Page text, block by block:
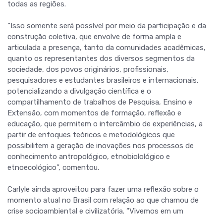
todas as regiões.
“Isso somente será possível por meio da participação e da
construção coletiva, que envolve de forma ampla e
articulada a presença, tanto da comunidades acadêmicas,
quanto os representantes dos diversos segmentos da
sociedade, dos povos originários, profissionais,
pesquisadores e estudantes brasileiros e internacionais,
potencializando a divulgação científica e o
compartilhamento de trabalhos de Pesquisa, Ensino e
Extensão, com momentos de formação, reflexão e
educação, que permitem o intercâmbio de experiências, a
partir de enfoques teóricos e metodológicos que
possibilitem a geração de inovações nos processos de
conhecimento antropológico, etnobiolológico e
etnoecológico”, comentou.
Carlyle ainda aproveitou para fazer uma reflexão sobre o
momento atual no Brasil com relação ao que chamou de
crise socioambiental e civilizatória. “Vivemos em um